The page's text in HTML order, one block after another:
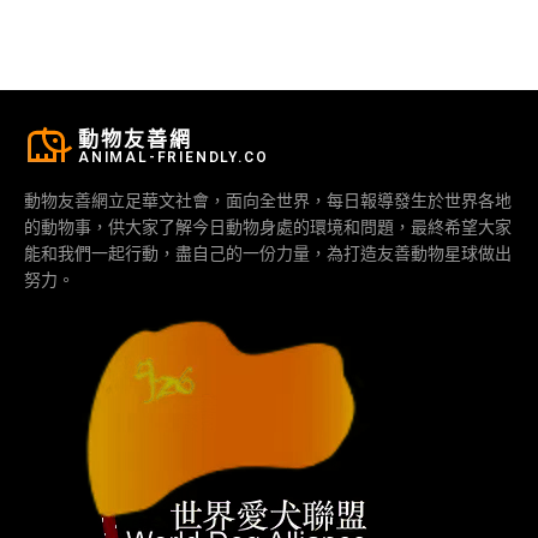
動物友善網
ANIMAL-FRIENDLY.CO
動物友善網立足華文社會，面向全世界，每日報導發生於世界各地
的動物事，供大家了解今日動物身處的環境和問題，最終希望大家
能和我們一起行動，盡自己的一份力量，為打造友善動物星球做出
努力。